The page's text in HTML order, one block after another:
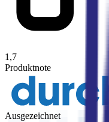
1,7
Produktnote
Ausgezeichnet